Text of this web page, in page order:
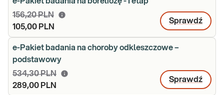
156,20 PLN
105,00 PLN
Sprawdź
e-Pakiet badania na choroby odkleszczowe –
podstawowy
534,30 PLN
289,00 PLN
Sprawdź